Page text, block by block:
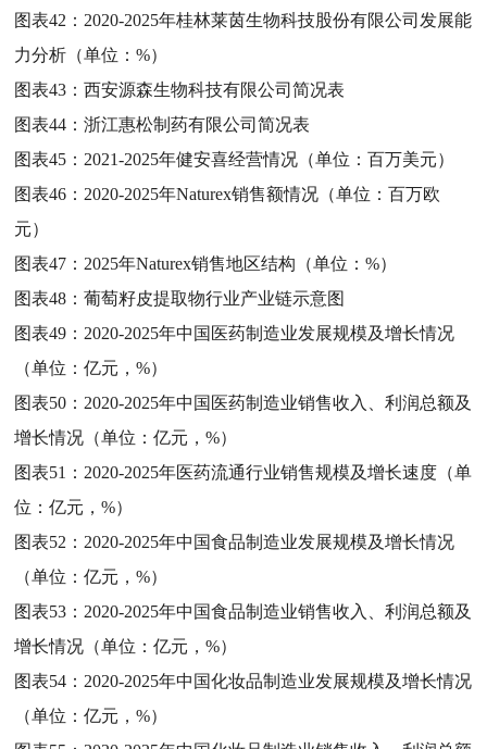
图表42： 2020-2025年桂林莱茵生物科技股份有限公司发展能
力分析（单位：%）
图表43：西安源森生物科技有限公司简况表
图表44：浙江惠松制药有限公司简况表
图表45： 2021-2025年健安喜经营情况（单位：百万美元）
图表46： 2020-2025年Naturex销售额情况（单位：百万欧
元）
图表47： 2025年Naturex销售地区结构（单位：%）
图表48：葡萄籽皮提取物行业产业链示意图
图表49： 2020-2025年中国医药制造业发展规模及增长情况
（单位：亿元，%）
图表50： 2020-2025年中国医药制造业销售收入、利润总额及
增长情况（单位：亿元，%）
图表51： 2020-2025年医药流通行业销售规模及增长速度（单
位：亿元，%）
图表52： 2020-2025年中国食品制造业发展规模及增长情况
（单位：亿元，%）
图表53： 2020-2025年中国食品制造业销售收入、利润总额及
增长情况（单位：亿元，%）
图表54： 2020-2025年中国化妆品制造业发展规模及增长情况
（单位：亿元，%）